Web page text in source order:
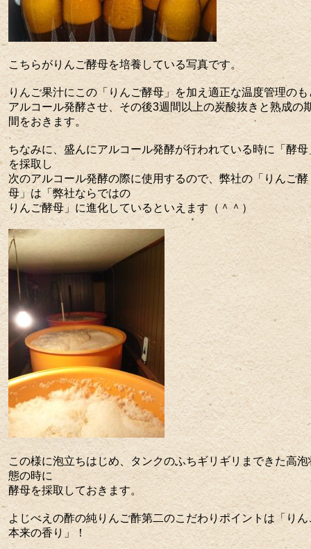
こちらがりんご酵母を培養している写真です。
りんご果汁にこの「りんご酵母」を加え適正な温度管理のも
アルコール発酵させ、その後3週間以上の炭酸抜きと熟成の
間をおきます。
ちなみに、盛んにアルコール発酵が行われている時に「酵母
を採取し
次のアルコール発酵の際に使用するので、弊社の「りんご酵
母」は「弊社ならではの
りんご酵母」に進化しているといえます（＾＾）
この様に泡立ちはじめ、タンクのふちギリギリまできた高泡
態の時に
酵母を採取しておきます。
よじべえの酢の純りんご酢第二のこだわりポイントは「りん
本来の香り」！